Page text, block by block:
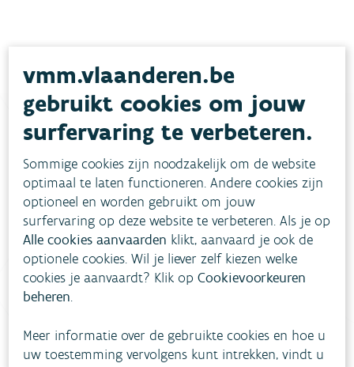
Heb je vragen?
Bekijk het overzicht van meestgestelde vragen
Niet gevonden wat je zocht? Vul ons
contactformulier in.
Bel gratis 1700
vmm.vlaanderen.be
gebruikt cookies om jouw
surfervaring te verbeteren.
Sommige cookies zijn noodzakelijk om de website
optimaal te laten functioneren. Andere cookies zijn
optioneel en worden gebruikt om jouw
surfervaring op deze website te verbeteren. Als je op
Alle cookies aanvaarden klikt, aanvaard je ook de
optionele cookies. Wil je liever zelf kiezen welke
cookies je aanvaardt? Klik opCookievoorkeuren
beheren.
Meer informatie over de gebruikte cookies en hoe u
uw toestemming vervolgens kunt intrekken, vindt u